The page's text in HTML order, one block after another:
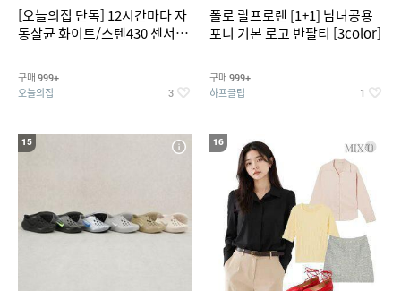
[오늘의집 단독] 12시간마다 자
동살균 화이트/스텐430 센서휴
구매 999+
오늘의집 3
폴로 랄프로렌 [1+1] 남녀공용
포니 기본 로고 반팔티 [3color]
구매 999+
하프클럽 1
15 16